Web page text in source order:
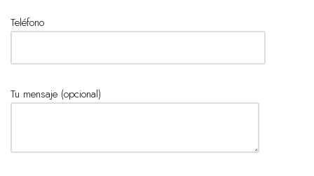
Teléfono
Tu mensaje (opcional)